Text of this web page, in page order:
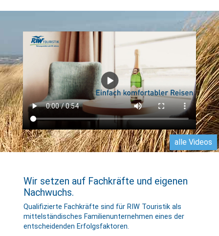
alle Videos
Wir setzen auf Fachkräfte und eigenen
Nachwuchs.
Qualifizierte Fachkräfte sind für RIW Touristik als
mittel­stän­disches Familien­unternehmen eines der
entscheidenden Erfolgsfaktoren.